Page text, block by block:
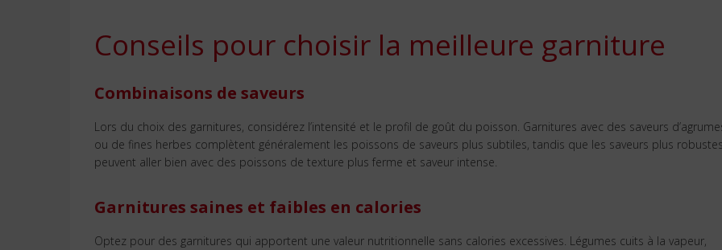
Conseils pour choisir la meilleure garniture
Combinaisons de saveurs
Lors du choix des garnitures, considérez l’intensité et le profil de goût du poisson. Garnitures avec des saveurs
ou de fines herbes complètent généralement les poissons de saveurs plus subtiles, tandis que les saveurs plus
peuvent aller bien avec des poissons de texture plus ferme et saveur intense.
Garnitures saines et faibles en calories
Optez pour des garnitures qui apportent une valeur nutritionnelle sans calories excessives. Légumes cuits à la vapeur,